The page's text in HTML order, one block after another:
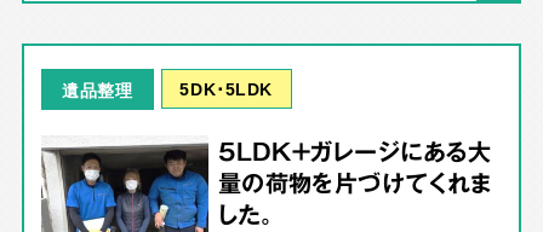
遺品整理 5DK･5LDK
5LDK＋ガレージにある大
量の荷物を片づけてくれま
した。